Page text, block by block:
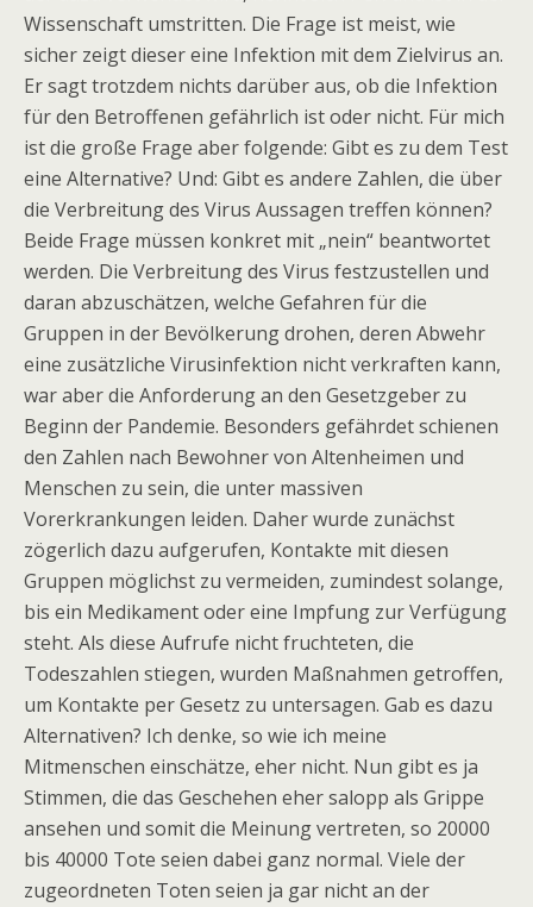
Wissenschaft umstritten. Die Frage ist meist, wie
sicher zeigt dieser eine Infektion mit dem Zielvirus an.
Er sagt trotzdem nichts darüber aus, ob die Infektion
für den Betroffenen gefährlich ist oder nicht. Für mich
ist die große Frage aber folgende: Gibt es zu dem Test
eine Alternative? Und: Gibt es andere Zahlen, die über
die Verbreitung des Virus Aussagen treffen können?
Beide Frage müssen konkret mit „nein“ beantwortet
werden. Die Verbreitung des Virus festzustellen und
daran abzuschätzen, welche Gefahren für die
Gruppen in der Bevölkerung drohen, deren Abwehr
eine zusätzliche Virusinfektion nicht verkraften kann,
war aber die Anforderung an den Gesetzgeber zu
Beginn der Pandemie. Besonders gefährdet schienen
den Zahlen nach Bewohner von Altenheimen und
Menschen zu sein, die unter massiven
Vorerkrankungen leiden. Daher wurde zunächst
zögerlich dazu aufgerufen, Kontakte mit diesen
Gruppen möglichst zu vermeiden, zumindest solange,
bis ein Medikament oder eine Impfung zur Verfügung
steht. Als diese Aufrufe nicht fruchteten, die
Todeszahlen stiegen, wurden Maßnahmen getroffen,
um Kontakte per Gesetz zu untersagen. Gab es dazu
Alternativen? Ich denke, so wie ich meine
Mitmenschen einschätze, eher nicht. Nun gibt es ja
Stimmen, die das Geschehen eher salopp als Grippe
ansehen und somit die Meinung vertreten, so 20000
bis 40000 Tote seien dabei ganz normal. Viele der
zugeordneten Toten seien ja gar nicht an der